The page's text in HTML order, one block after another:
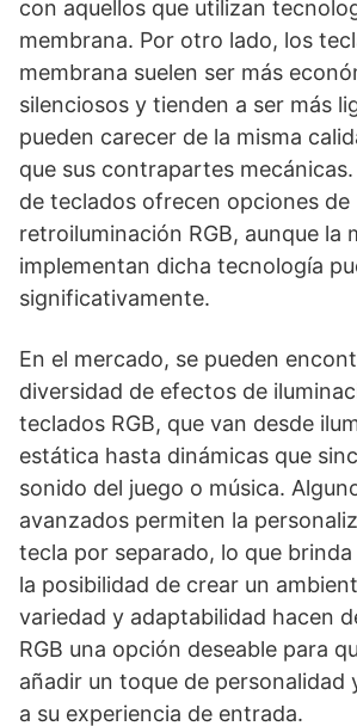
con aquellos que utilizan
membrana. Por otro lado, los
membrana suelen ser más
silenciosos y tienden a ser más
pueden carecer de la misma
que sus contrapartes
de teclados ofrecen opciones de
retroiluminación RGB, aunque la
implementan dicha tecnología
significativamente.
En el mercado, se pueden
diversidad de efectos de
teclados RGB, que van desde
estática hasta dinámicas que
sonido del juego o música.
avanzados permiten la
tecla por separado, lo que brinda
la posibilidad de crear un
variedad y adaptabilidad hacen
RGB una opción deseable para
añadir un toque de personalidad
a su experiencia de entrada.